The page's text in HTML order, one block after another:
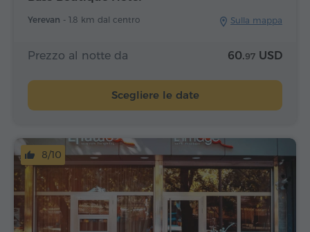
Yerevan - 1.8 km dal centro Sulla mappa
Prezzo al notte da 60.97 USD
Scegliere le date
8/10